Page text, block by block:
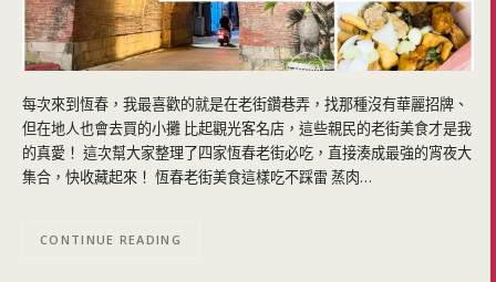
每次來到恆春，我最喜歡的就是在老街鑽巷弄，找那種沒有華麗招牌、
但在地人也會去買的小攤 比起觀光客名店，這些親民的老街美食才是我
的真愛！ 這次幫大家整理了四家恆春老街必吃，直接湊成最強的宵夜大
集合，快收藏起來！ 恆春老街美食這樣吃不踩雷 蒸肉…
CONTINUE READING